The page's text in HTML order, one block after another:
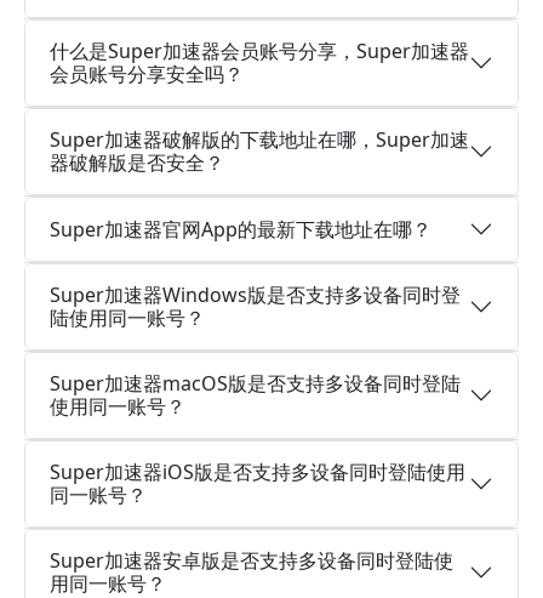
什么是Super加速器会员账号分享，Super加速器
会员账号分享安全吗？
Super加速器破解版的下载地址在哪，Super加速
器破解版是否安全？
Super加速器官网App的最新下载地址在哪？
Super加速器Windows版是否支持多设备同时登
陆使用同一账号？
Super加速器macOS版是否支持多设备同时登陆
使用同一账号？
Super加速器iOS版是否支持多设备同时登陆使用
同一账号？
Super加速器安卓版是否支持多设备同时登陆使
用同一账号？